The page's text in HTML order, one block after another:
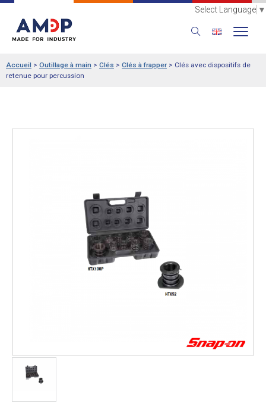
Select Language ▼
Accueil > Outillage à main > Clés > Clés à frapper > Clés avec dispositifs de
retenue pour percussion